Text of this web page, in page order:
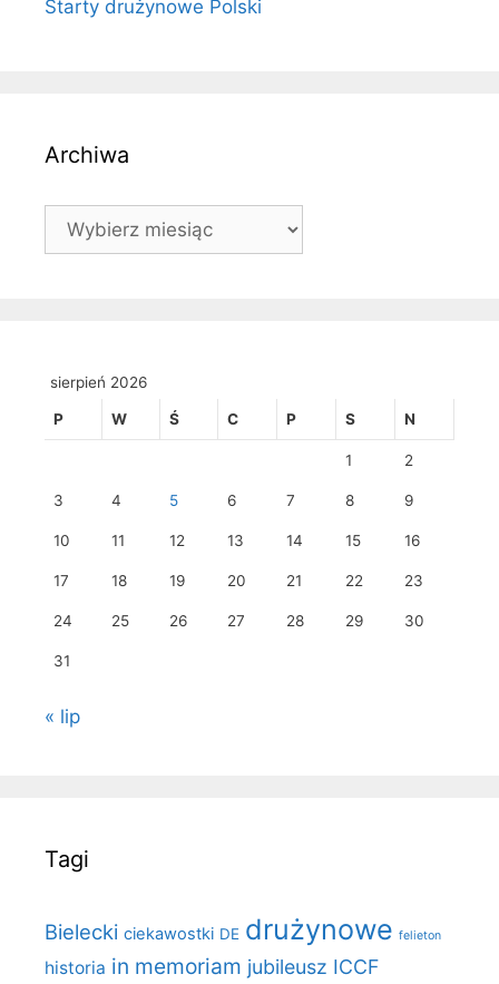
Starty drużynowe Polski
Archiwa
Archiwa
sierpień 2026
P W Ś C P S N
1 2
3 4 5 6 7 8 9
10 11 12 13 14 15 16
17 18 19 20 21 22 23
24 25 26 27 28 29 30
31
« lip
Tagi
Bielecki ciekawostki DE drużynowe felieton
historia in memoriam jubileusz ICCF